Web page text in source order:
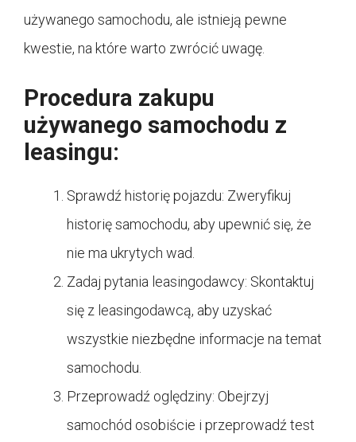
używanego samochodu, ale istnieją pewne
kwestie, na które warto zwrócić uwagę.
Procedura zakupu
używanego samochodu z
leasingu:
Sprawdź historię pojazdu: Zweryfikuj
historię samochodu, aby upewnić się, że
nie ma ukrytych wad.
Zadaj pytania leasingodawcy: Skontaktuj
się z leasingodawcą, aby uzyskać
wszystkie niezbędne informacje na temat
samochodu.
Przeprowadź oględziny: Obejrzyj
samochód osobiście i przeprowadź test